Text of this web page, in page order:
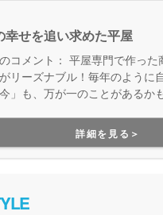
幸せを追い求めた平屋
コメント：
リーズナブル！毎年のように
」も、万が一のことがあるか
おすすめです。詳細を見る＞